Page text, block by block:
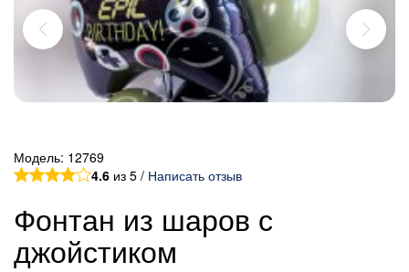
Модель: 12769
4.6 из 5 / Написать отзыв
Фонтан из шаров с
джойстиком